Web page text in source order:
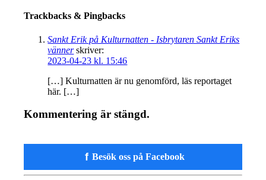
Trackbacks & Pingbacks
Sankt Erik på Kulturnatten - Isbrytaren Sankt Eriks
vänner skriver:
2023-04-23 kl. 15:46
[…] Kulturnatten är nu genomförd, läs reportaget
här. […]
Kommentering är stängd.
f Besök oss på Facebook